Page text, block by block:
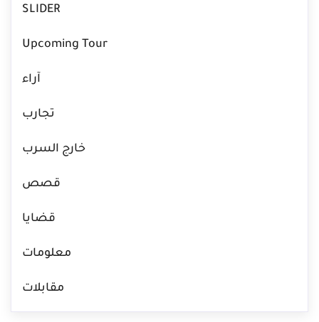
SLIDER
Upcoming Tour
آراء
تجارب
خارج السرب
قصص
قضايا
معلومات
مقابلات